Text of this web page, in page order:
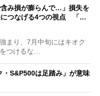
含み損が膨らんで…」損失を
につなげる4つの視点 「…
まり、7月中旬にはキオク
つけるな…
・S&P500は足踏み」が意味